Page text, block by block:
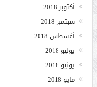
أكتوبر 2018
سبتمبر 2018
أغسطس 2018
يوليو 2018
يونيو 2018
مايو 2018